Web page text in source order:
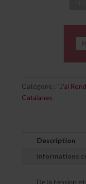
Catégorie : "J'ai
Catalanes
Description
Informations
De la tension